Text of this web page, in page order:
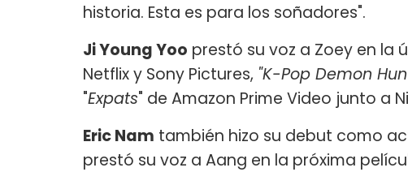
historia. Esta es para los soñadores".
Ji Young Yoo prestó su voz a Zoey en la
Netflix y Sony Pictures, "K-Pop Demon
"Expats" de Amazon Prime Video junto a
Eric Nam también hizo su debut como
prestó su voz a Aang en la próxima